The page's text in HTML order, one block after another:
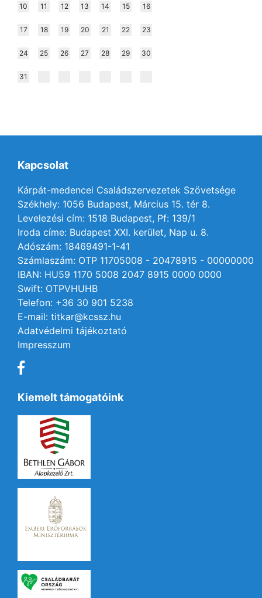
10 11 12 13 14 15 16
17 18 19 20 21 22 23
24 25 26 27 28 29 30
31
Kapcsolat
Kárpát-medencei Családszervezetek Szövetsége
Székhely: 1056 Budapest, Március 15. tér 8.
Levelezési cím: 1518 Budapest, Pf: 139/1
Iroda címe: Budapest XXI. kerület, Nap u. 8.
Adószám: 18469491-1-41
Számlaszám: OTP 11705008 - 20478915 - 00000000
IBAN: HU59 1170 5008 2047 8915 0000 0000
Swift: OTPVHUHB
Telefon: +36 30 901 5238
E-mail: titkar@kcssz.hu
Adatvédelmi tájékoztató
Impresszum
Kiemelt támogatóink